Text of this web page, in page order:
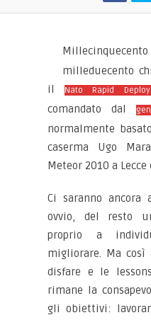
milleduecento
ilNato Rapid
comandato dal
normalmente
caserma Ugo
Meteor 2010 a
Ci saranno ancora
ovvio, del resto
proprio a
migliorare. Ma
disfare e le
rimane la
gli obiettivi: